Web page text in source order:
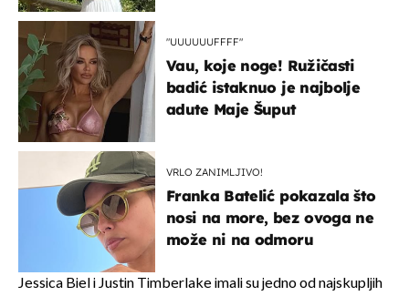
"UUUUUUFFFF"
Vau, koje noge! Ružičasti
badić istaknuo je najbolje
adute Maje Šuput
VRLO ZANIMLJIVO!
Franka Batelić pokazala što
nosi na more, bez ovoga ne
može ni na odmoru
Jessica Biel i Justin Timberlake imali su jedno od najskupljih